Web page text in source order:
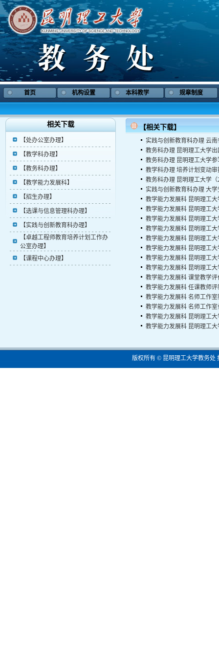
首页 机构设置 本科教学 规章制度
相关下载
【处办公室办理】
【教学科办理】
【教务科办理】
【教学能力发展科】
【招生办理】
【选课与信息管理科办理】
【实践与创新教育科办理】
【卓越工程师教育培养计划工作办
公室办理】
【课程中心办理】
【相关下载】
实践与创新教育科办理 云南
教务科办理 昆明理工大学
教务科办理 昆明理工大学
教学科办理 培养计划变动审
教务科办理 昆明理工大学
实践与创新教育科办理 大学
教学能力发展科 昆明理工
教学能力发展科 昆明理工
教学能力发展科 昆明理工
教学能力发展科 昆明理工
教学能力发展科 昆明理工
教学能力发展科 昆明理工
教学能力发展科 昆明理工
教学能力发展科 昆明理工
教学能力发展科 课堂教学评
教学能力发展科 任课教师
教学能力发展科 名师工作
教学能力发展科 名师工作
教学能力发展科 昆明理工
教学能力发展科 昆明理工
版权所有 © 昆明理工大学教务处